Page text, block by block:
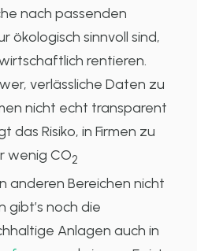
nach passenden
ökologisch sinnvoll sind,
rentieren.
verlässliche Daten zu
nicht echt transparent
das Risiko, in Firmen zu
wenig CO2
anderen Bereichen nicht
gibt’s noch die
Anlagen auch in